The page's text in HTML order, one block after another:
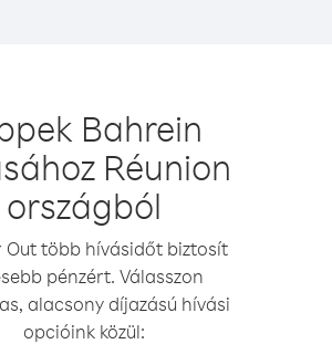
Bahrein
Réunion
országból
Out több hívásidőt biztosít
pénzért. Válasszon
alacsony díjazású hívási
opcióink közül: